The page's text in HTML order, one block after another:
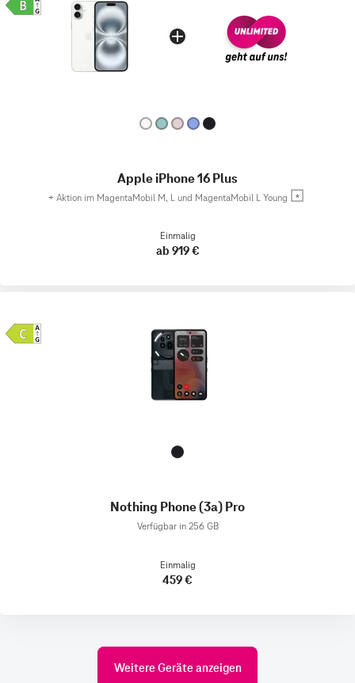
Apple iPhone 16 Plus
+ Aktion im MagentaMobil M, L und MagentaMobil L Young
Einmalig
ab 919 €
Nothing Phone (3a) Pro
Verfügbar in 256 GB
Einmalig
459 €
Weitere Geräte anzeigen